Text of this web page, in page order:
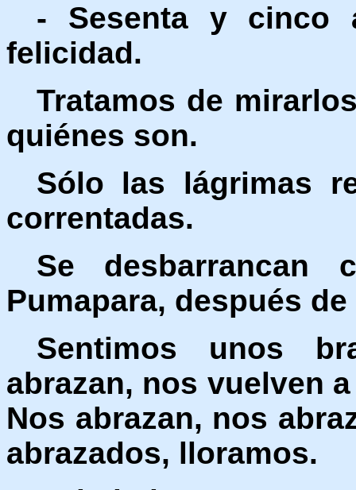
- Sesenta y cinco
felicidad.
Tratamos de
quiénes son.
Sólo las lágrimas
correntadas.
Se
Pumapara, después
Sentimos unos
abrazan, nos vuelven
Nos abrazan, nos
abrazados, lloramos.